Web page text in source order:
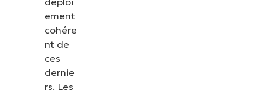
ement
cohére
nt de
ces
dernie
rs. Les